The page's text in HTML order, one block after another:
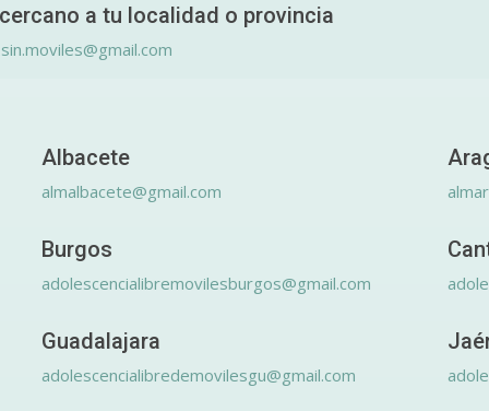
a tu localidad o provincia
Albacete
almalbacete@gmail.com
Burgos
adolescencialibremovilesburgos@gmail.com
Guadalajara
adolescencialibredemovilesgu@gmail.com